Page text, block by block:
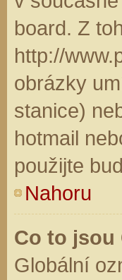
board. Z
http://
obrázky
stanice)
hotmail
použijte
Nahoru
Co to jsou
Globální